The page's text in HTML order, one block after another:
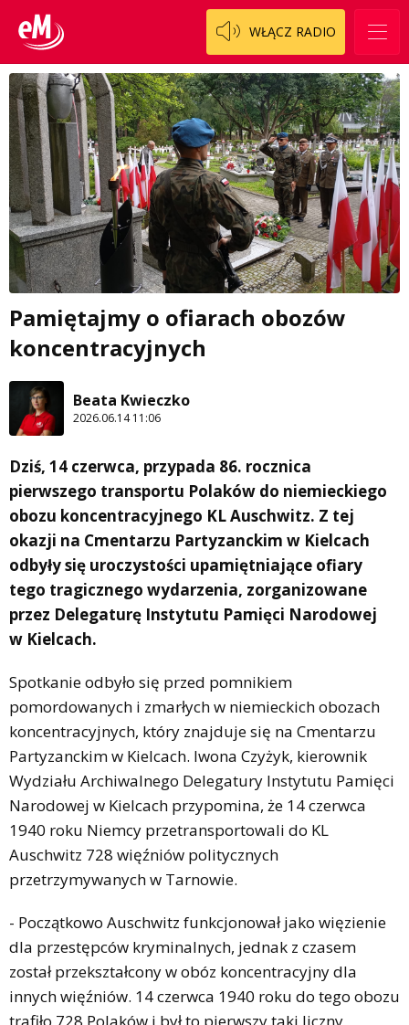
WŁĄCZ RADIO
Pamiętajmy o ofiarach obozów
koncentracyjnych
Beata Kwieczko
2026.06.14 11:06
Dziś, 14 czerwca, przypada 86. rocznica
pierwszego transportu Polaków do niemieckiego
obozu koncentracyjnego KL Auschwitz. Z tej
okazji na Cmentarzu Partyzanckim w Kielcach
odbyły się uroczystości upamiętniające ofiary
tego tragicznego wydarzenia, zorganizowane
przez Delegaturę Instytutu Pamięci Narodowej
w Kielcach.
Spotkanie odbyło się przed pomnikiem
pomordowanych i zmarłych w niemieckich obozach
koncentracyjnych, który znajduje się na Cmentarzu
Partyzanckim w Kielcach. Iwona Czyżyk, kierownik
Wydziału Archiwalnego Delegatury Instytutu Pamięci
Narodowej w Kielcach przypomina, że 14 czerwca
1940 roku Niemcy przetransportowali do KL
Auschwitz 728 więźniów politycznych
przetrzymywanych w Tarnowie.
- Początkowo Auschwitz funkcjonował jako więzienie
dla przestępców kryminalnych, jednak z czasem
został przekształcony w obóz koncentracyjny dla
innych więźniów. 14 czerwca 1940 roku do tego obozu
trafiło 728 Polaków i był to pierwszy taki liczny